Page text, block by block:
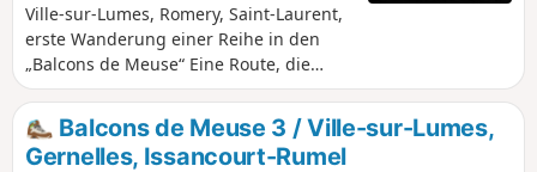
Ville-sur-Lumes, Romery, Saint-Laurent,
erste Wanderung einer Reihe in den
„Balcons de Meuse“ Eine Route, die
Dörfer am Ufer der Maas verbindet,
über Pfade und Wiesenwege führt und
an Steinbrüchen vorbeiführt.
Balcons de Meuse 3 / Ville-sur-Lumes,
Gernelles, Issancourt-Rumel